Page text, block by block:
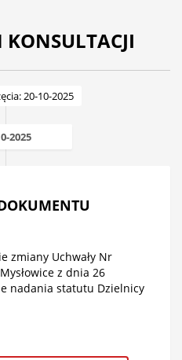
20-10-2025
2025
zmiany Uchwały Nr
z dnia 26
nadania statutu Dzielnicy